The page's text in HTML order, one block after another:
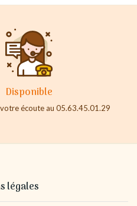
Disponible
écoute au 05.63.45.01.29
légales